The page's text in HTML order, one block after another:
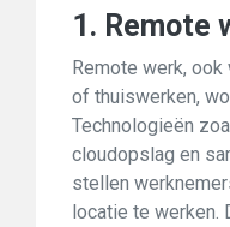
1. Remote
Remote werk,
of thuiswerken,
Technologieën
cloudopslag en
stellen
locatie te werken.